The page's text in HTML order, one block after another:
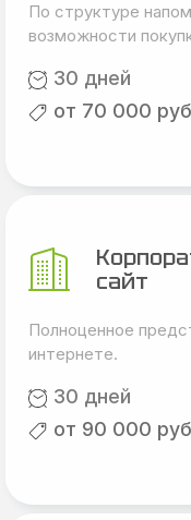
По структуре
возможности
30 дней
от 70 000
сайт
Полноценное
интернете.
30 дней
от 90 000